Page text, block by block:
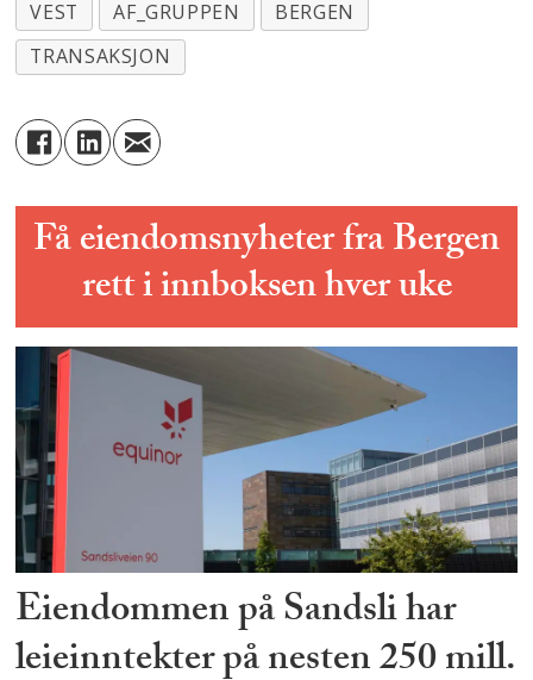
VEST AF_GRUPPEN
BERGEN
TRANSAKSJON
Få eiendomsnyheter fra Bergen
rett i innboksen hver uke
Eiendommen på Sandsli har
leieinntekter på nesten 250 mill.